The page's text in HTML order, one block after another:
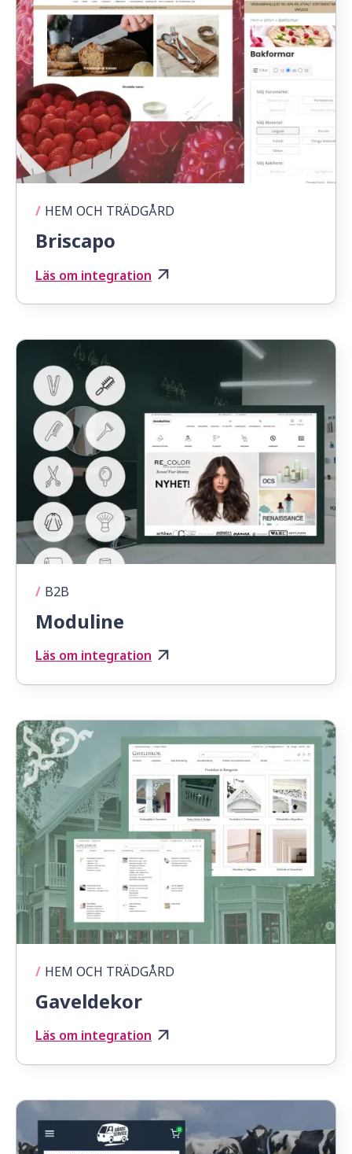
/ HEM OCH TRÄDGÅRD
Briscapo
Läs om integration
/ B2B
Moduline
Läs om integration
/ HEM OCH TRÄDGÅRD
Gaveldekor
Läs om integration